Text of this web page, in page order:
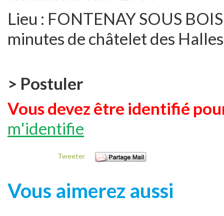
Lieu : FONTENAY SOUS
minutes de châtelet des
> Postuler
Vous devez être identifié
m'identifie
Tweeter
Vous aimerez aussi